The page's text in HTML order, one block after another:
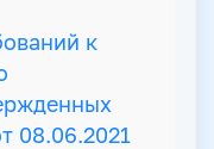
к
08.06.2021